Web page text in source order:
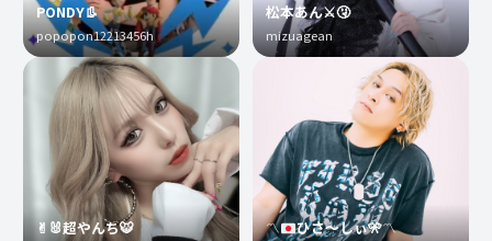
PONDY👢
popopon12213456h
✌︎🐰超やんち🐯
松本あん⚔️🤧
mizuagean
〽️ ひさ〜しぃ🎌〽️